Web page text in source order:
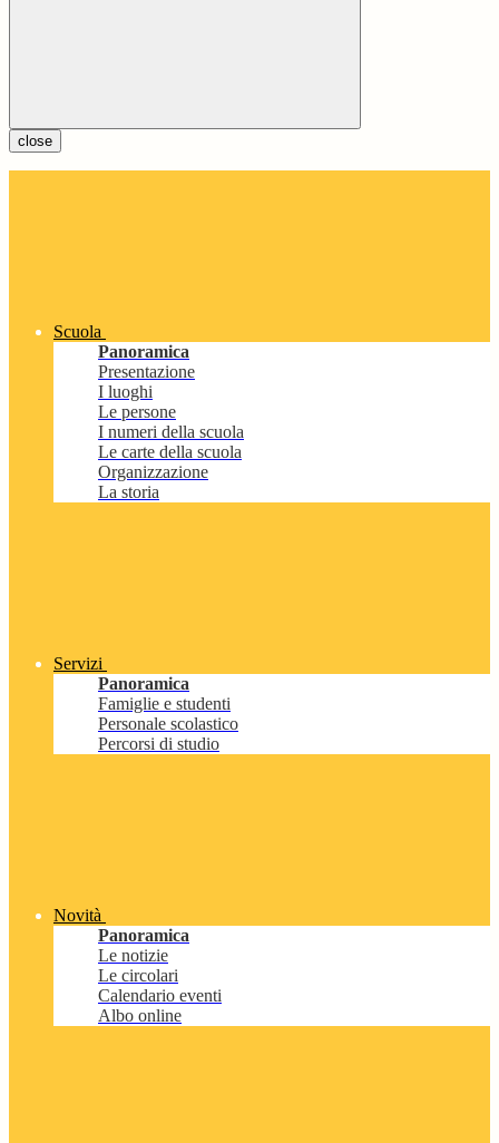
close
Scuola
Panoramica
Presentazione
I luoghi
Le persone
I numeri della scuola
Le carte della scuola
Organizzazione
La storia
Servizi
Panoramica
Famiglie e studenti
Personale scolastico
Percorsi di studio
Novità
Panoramica
Le notizie
Le circolari
Calendario eventi
Albo online